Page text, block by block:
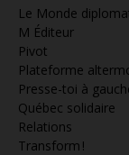
Le Monde
M Éditeur
Pivot
Plateforme
Presse-toi à
Québec solidaire
Relations
Transform !